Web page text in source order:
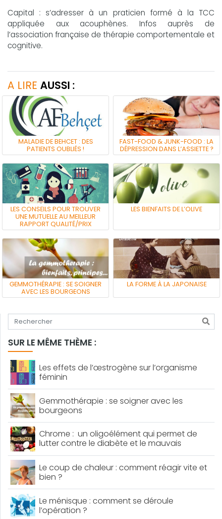
Capital : s’adresser à un praticien formé à la TCC
appliquée aux acouphènes. Infos auprès de
l’association française de thérapie comportementale et
cognitive.
A LIRE AUSSI :
MALADIE DE BEHCET : DES
PATIENTS OUBLIÉS !
FAST-FOOD & JUNK-FOOD : LA
DÉPRESSION DANS L’ASSIETTE ?
LES CONSEILS POUR TROUVER
UNE MUTUELLE AU MEILLEUR
RAPPORT QUALITÉ/PRIX
LES BIENFAITS DE L’OLIVE
GEMMOTHÉRAPIE : SE SOIGNER
AVEC LES BOURGEONS
LA FORME À LA JAPONAISE
Tapez votre recherche
SUR LE MÊME THÈME :
Les effets de l’œstrogène sur l’organisme
féminin
Gemmothérapie : se soigner avec les
bourgeons
Chrome : un oligoélément qui permet de
lutter contre le diabète et le mauvais
cholestérol
Le coup de chaleur : comment réagir vite et
bien ?
Le ménisque : comment se déroule
l’opération ?